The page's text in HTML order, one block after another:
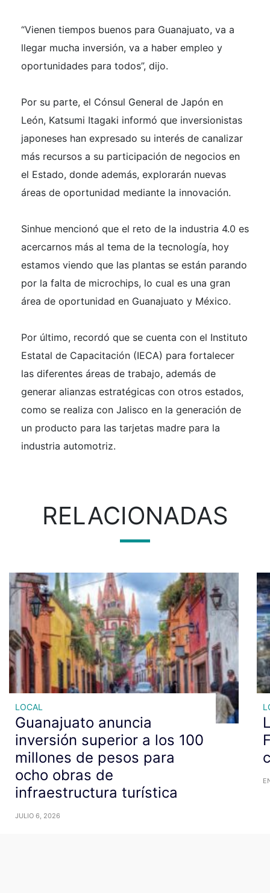
“Vienen tiempos buenos para Guanajuato, va a
llegar mucha inversión, va a haber empleo y
oportunidades para todos”, dijo.
Por su parte, el Cónsul General de Japón en
León, Katsumi Itagaki informó que inversionistas
japoneses han expresado su interés de canalizar
más recursos a su participación de negocios en
el Estado, donde además, explorarán nuevas
áreas de oportunidad mediante la innovación.
Sinhue mencionó que el reto de la industria 4.0 es
acercarnos más al tema de la tecnología, hoy
estamos viendo que las plantas se están parando
por la falta de microchips, lo cual es una gran
área de oportunidad en Guanajuato y México.
Por último, recordó que se cuenta con el Instituto
Estatal de Capacitación (IECA) para fortalecer
las diferentes áreas de trabajo, además de
generar alianzas estratégicas con otros estados,
como se realiza con Jalisco en la generación de
un producto para las tarjetas madre para la
industria automotriz.
RELACIONADAS
LOCAL
Guanajuato anuncia
inversión superior a los 100
millones de pesos para
ocho obras de
infraestructura turística
JULIO 6, 2026